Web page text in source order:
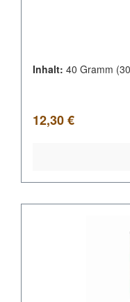
Inhalt: 40 Gramm
Regulärer Preis:
12,30 €